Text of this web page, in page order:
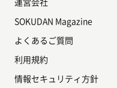
運営会社
SOKUDAN Magazine
よくあるご質問
利用規約
情報セキュリティ方針